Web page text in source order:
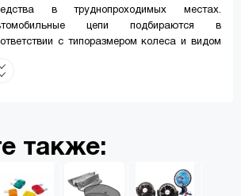
в труднопроходимых местах.
цепи подбираются в
с типоразмером колеса и видом
со скоростью не более 40-50 км/ч!
также: